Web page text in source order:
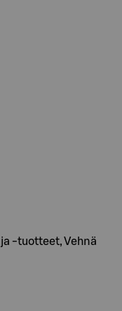
-tuotteet, Vehnä